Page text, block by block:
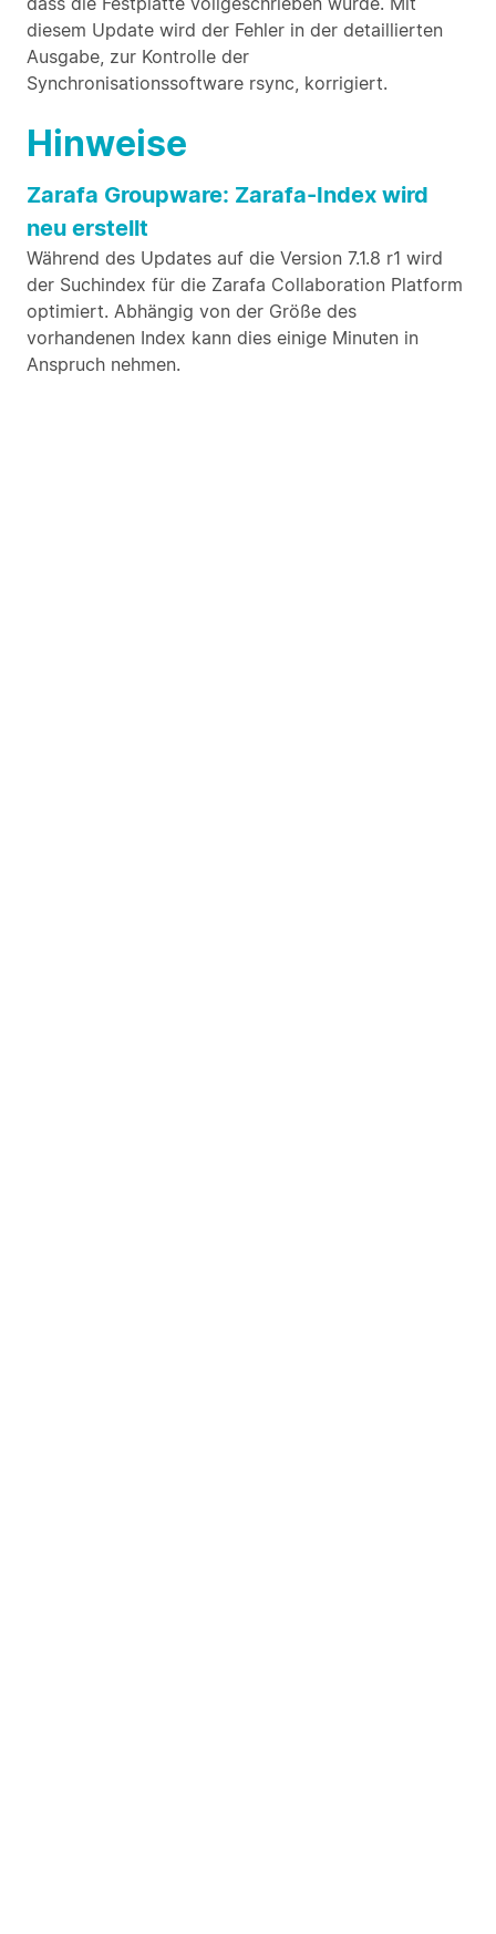
diesem Update wird der Fehler in der detaillierten
Ausgabe, zur Kontrolle der
Synchronisationssoftware rsync, korrigiert.
Hinweise
Zarafa Groupware: Zarafa-Index wird
neu erstellt
Während des Updates auf die Version 7.1.8 r1 wird
der Suchindex für die Zarafa Collaboration Platform
optimiert. Abhängig von der Größe des
vorhandenen Index kann dies einige Minuten in
Anspruch nehmen.